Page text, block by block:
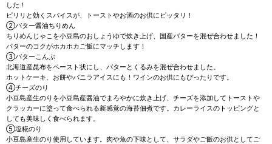
した！
ピリリと効くスパイスが、トーストやお酒のお供にピッタリ！
②バター醤油ちりめん
ちりめんじゃこを小豆島のおしょうゆで炊き上げ、国産バターを混ぜ合わせました！
バターのコクがホカホカご飯にマッチします！
③バターこんぶ
北海道産昆布をペースト状にし、バターとくるみを混ぜ合わせました。
ホットケーキ、お餅やバニラアイスにも！ワインのお供にもぴったりです。
④チーズのり
小豆島産生のりを小豆島産醤油でまろやかに炊き上げ、チーズを添加してトーストや
クラッカーに塗って食べられる新感覚の海苔佃煮です。カレーライスのトッピングと
しても美味しく食べられます。
⑤塩糀のり
小豆島産生のり使用しています。肉や魚の下味として、サラダやご飯のお供としてご